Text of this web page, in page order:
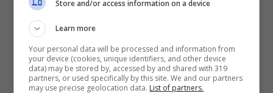
Squalo (Foto Pixabay)
Store and/or access information on a device
Learn more
Your personal data will be processed and information from
your device (cookies, unique identifiers, and other device
data) may be stored by, accessed by and shared with 319
partners, or used specifically by this site. We and our partners
may use precise geolocation data. List of partners.